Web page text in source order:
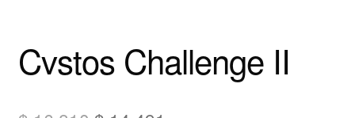
Cvstos Challenge II